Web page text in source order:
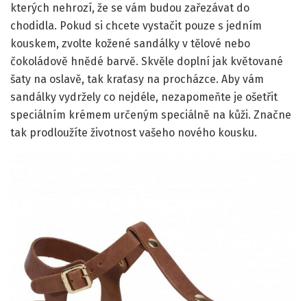
kterých nehrozí, že se vám budou zařezávat do
chodidla. Pokud si chcete vystačit pouze s jedním
kouskem, zvolte kožené sandálky v tělové nebo
čokoládově hnědé barvě. Skvěle doplní jak květované
šaty na oslavě, tak kraťasy na procházce. Aby vám
sandálky vydržely co nejdéle, nezapomeňte je ošetřit
speciálním krémem určeným speciálně na kůži. Značne
tak prodloužíte životnost vašeho nového kousku.